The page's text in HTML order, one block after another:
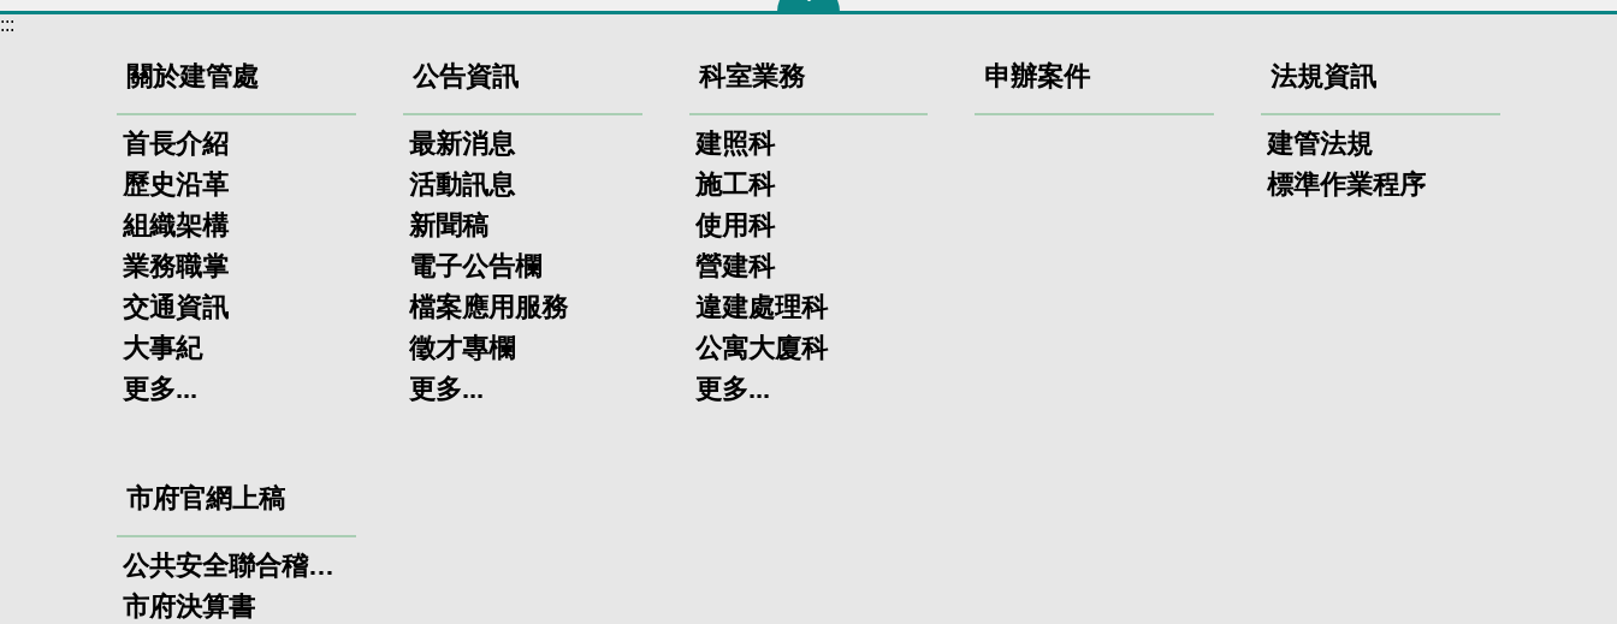
:::
關於建管處
首長介紹
歷史沿革
組織架構
業務職掌
交通資訊
大事紀
更多...
公告資訊
最新消息
活動訊息
新聞稿
電子公告欄
檔案應用服務
徵才專欄
更多...
科室業務
建照科
施工科
使用科
營建科
違建處理科
公寓大廈科
更多...
申辦案件 法規資訊
建管法規
標準作業程序
市府官網上稿
公共安全聯合稽查小組
市府決算書